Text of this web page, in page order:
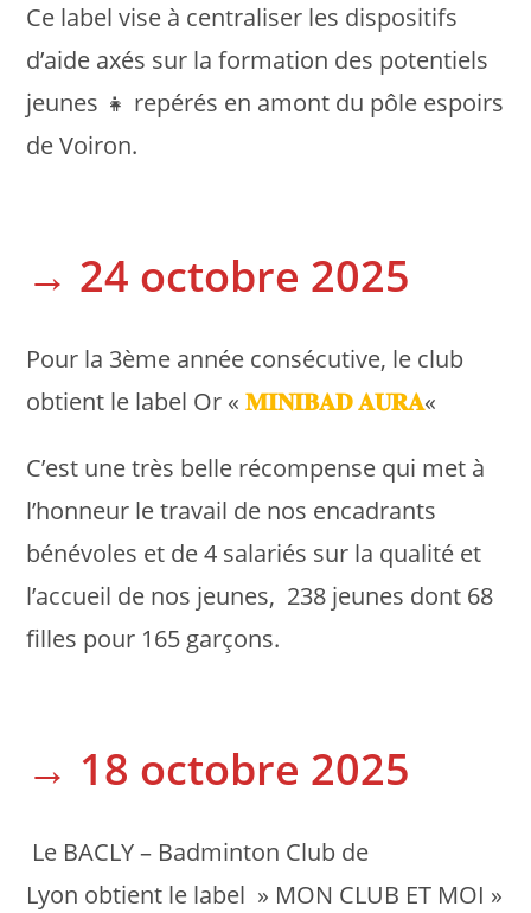
Ce label vise à centraliser les dispositifs
d’aide axés sur la formation des potentiels
jeunes 👧 repérés en amont du pôle espoirs
de Voiron.
→ 24 octobre 2025
Pour la 3ème année consécutive, le club
obtient le label Or «𝐌𝐈𝐍𝐈𝐁𝐀𝐃 𝐀𝐔𝐑𝐀«
C’est une très belle récompense qui met à
l’honneur le travail de nos encadrants
bénévoles et de 4 salariés sur la qualité et
l’accueil de nos jeunes, 238 jeunes dont 68
filles pour 165 garçons.
→ 18 octobre 2025
Le BACLY – Badminton Club de
Lyon obtient le label » MON CLUB ET MOI »